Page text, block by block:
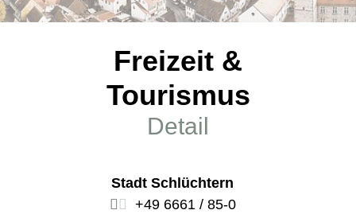
Freizeit &
Tourismus
Detail
Stadt Schlüchtern
+49 6661 / 85-0